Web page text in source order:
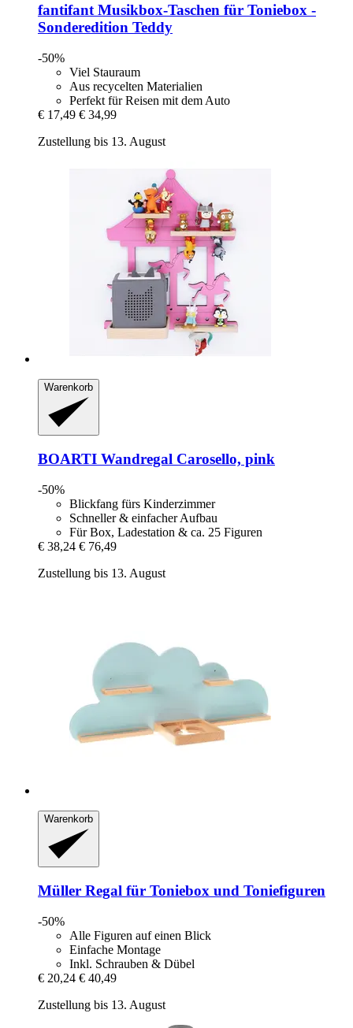
fantifant Musikbox-​Taschen für Toniebox -​
Sonderedition Teddy
-50%
Viel Stauraum
Aus recycelten Materialien
Perfekt für Reisen mit dem Auto
€ 17,49 € 34,99
Zustellung bis 13. August
Warenkorb
BOARTI Wandregal Carosello, pink
-50%
Blickfang fürs Kinderzimmer
Schneller & einfacher Aufbau
Für Box, Ladestation & ca. 25 Figuren
€ 38,24 € 76,49
Zustellung bis 13. August
Warenkorb
Müller Regal für Toniebox und Toniefiguren
-50%
Alle Figuren auf einen Blick
Einfache Montage
Inkl. Schrauben & Dübel
€ 20,24 € 40,49
Zustellung bis 13. August